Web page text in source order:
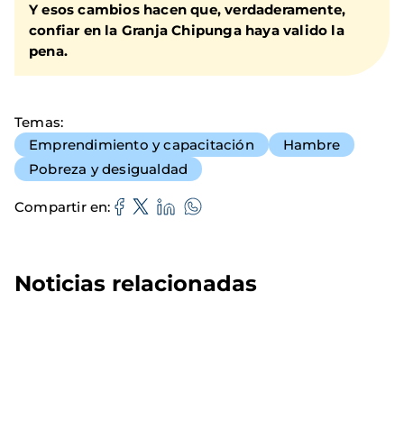
Y esos cambios hacen que, verdaderamente,
confiar en la Granja Chipunga haya valido la
pena.
Temas
Emprendimiento y capacitación
Hambre
Pobreza y desigualdad
Compartir en
Noticias relacionadas